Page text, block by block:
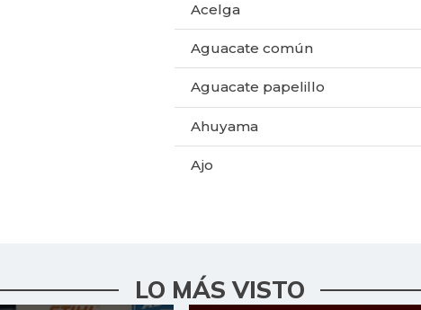
Acelga
Aguacate común
Aguacate papelillo
Ahuyama
Ajo
Alas de pollo sin costillar
LO MÁS VISTO